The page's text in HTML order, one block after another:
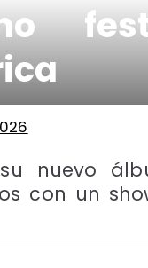
nuevo
con un